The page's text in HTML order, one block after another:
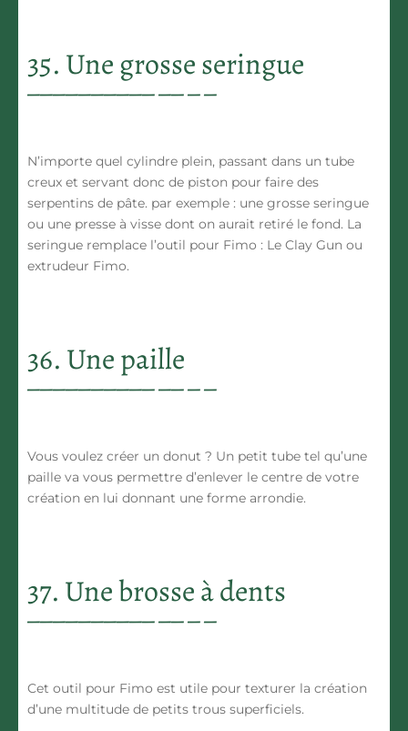
35. Une grosse seringue
N’importe quel cylindre plein, passant dans un tube
creux et servant donc de piston pour faire des
serpentins de pâte. par exemple : une grosse seringue
ou une presse à visse dont on aurait retiré le fond. La
seringue remplace l’outil pour Fimo : Le Clay Gun ou
extrudeur Fimo.
36. Une paille
Vous voulez créer un donut ? Un petit tube tel qu’une
paille va vous permettre d’enlever le centre de votre
création en lui donnant une forme arrondie.
37. Une brosse à dents
Cet outil pour Fimo est utile pour texturer la création
d’une multitude de petits trous superficiels.